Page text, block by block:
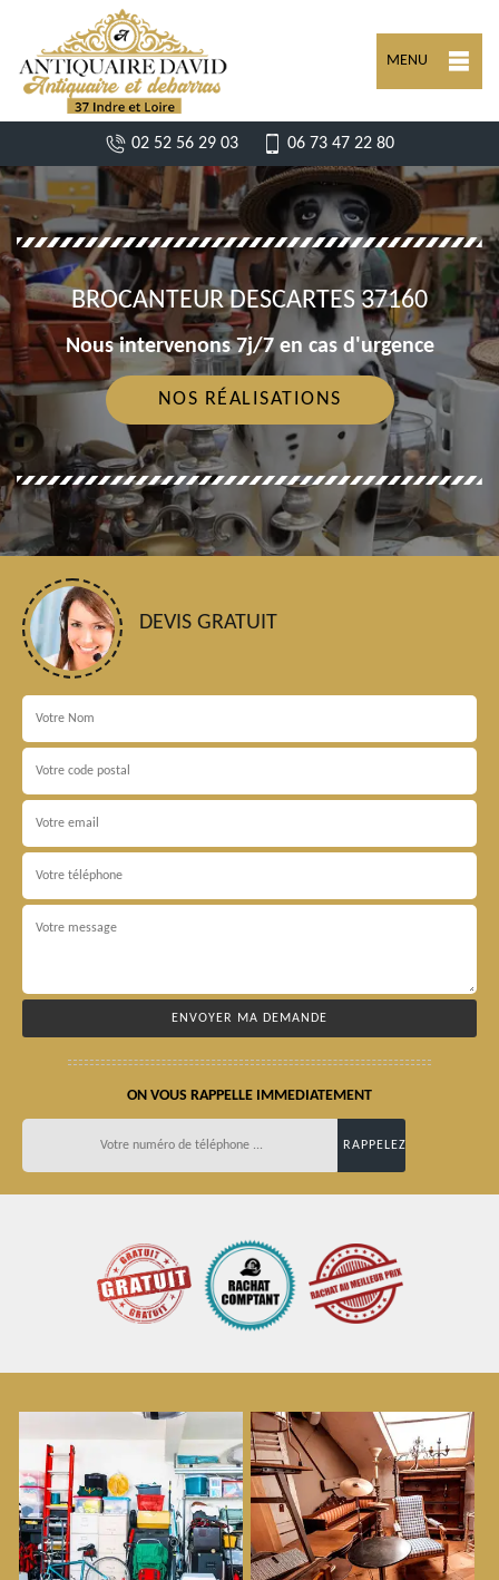
MENU
02 52 56 29 03 06 73 47 22 80
BROCANTEUR DESCARTES 37160
Nous intervenons 7j/7 en cas d'urgence
NOS RÉALISATIONS
DEVIS GRATUIT
ON VOUS RAPPELLE IMMEDIATEMENT